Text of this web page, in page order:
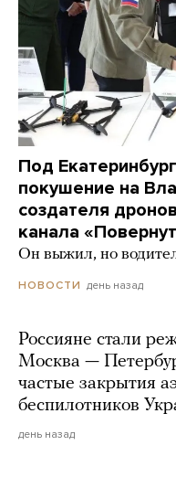
Под
покушение на
создателя
канала
Он выжил, но
НОВОСТИ день назад
Россияне стали
Москва —
частые закрытия
беспилотников
день назад